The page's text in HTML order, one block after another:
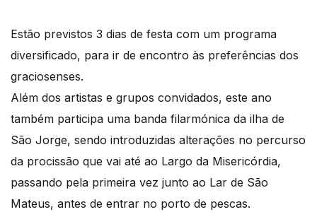
Estão previstos 3 dias de festa com um programa
diversificado, para ir de encontro às preferências dos
graciosenses.
Além dos artistas e grupos convidados, este ano
também participa uma banda filarmónica da ilha de
São Jorge, sendo introduzidas alterações no percurso
da procissão que vai até ao Largo da Misericórdia,
passando pela primeira vez junto ao Lar de São
Mateus, antes de entrar no porto de pescas.